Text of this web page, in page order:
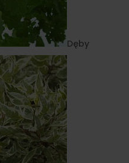
Dęby